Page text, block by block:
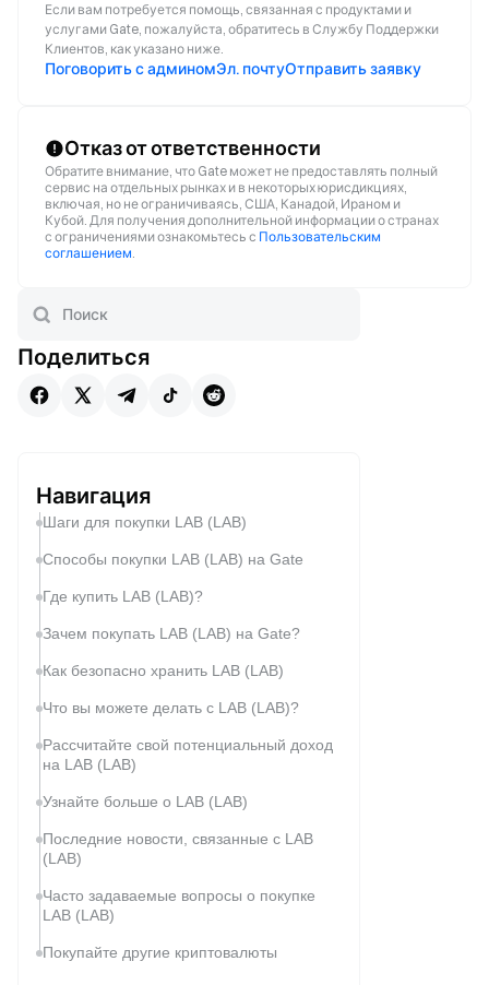
Если вам потребуется помощь, связанная с продуктами и
услугами Gate, пожалуйста, обратитесь в Службу Поддержки
Клиентов, как указано ниже.
Поговорить с админомЭл. почтуОтправить заявку
Отказ от ответственности
Обратите внимание, что Gate может не предоставлять полный
сервис на отдельных рынках и в некоторых юрисдикциях,
включая, но не ограничиваясь, США, Канадой, Ираном и
Кубой. Для получения дополнительной информации о странах
с ограничениями ознакомьтесь с Пользовательским
соглашением.
Поделиться
Навигация
Шаги для покупки LAB (LAB)
Способы покупки LAB (LAB) на Gate
Где купить LAB (LAB)?
Зачем покупать LAB (LAB) на Gate?
Как безопасно хранить LAB (LAB)
Что вы можете делать с LAB (LAB)?
Рассчитайте свой потенциальный доход
на LAB (LAB)
Узнайте больше о LAB (LAB)
Последние новости, связанные с LAB
(LAB)
Часто задаваемые вопросы о покупке
LAB (LAB)
Покупайте другие криптовалюты